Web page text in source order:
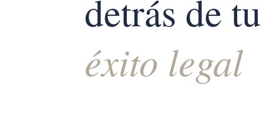
detrás de tu
éxito legal